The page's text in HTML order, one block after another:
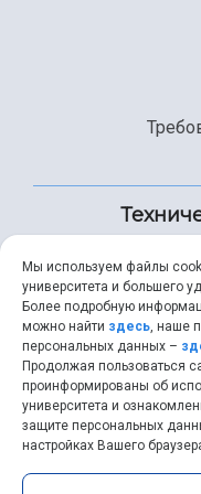
+7
Мы используем файлы
университета и большего
Более подробную
можно найти здесь, наше
персональных данных –
Продолжая пользоваться
проинформированы об
университета и
защите персональных
настройках Вашего